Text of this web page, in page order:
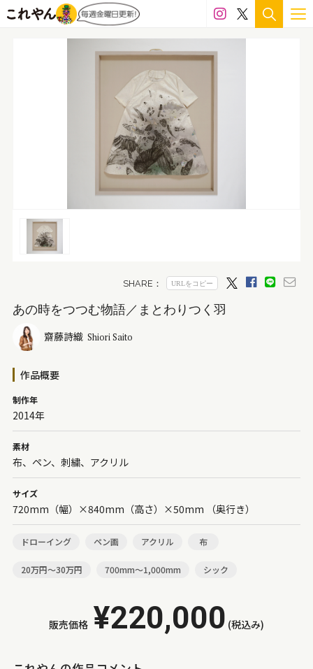
あの時をつつむ物語／まとわりつく羽
齋藤詩織 Shiori Saito
作品概要
制作年
2014年
素材
布、ペン、刺繍、アクリル
サイズ
720mm（幅）×840mm（高さ）×50mm （奥行き）
ドローイング ペン画 アクリル 布
20万円～30万円 700mm～1,000mm シック
販売価格 ¥220,000 (税込み)